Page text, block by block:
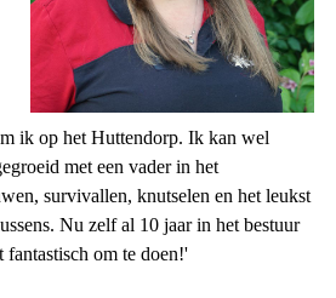
ik op het Huttendorp. Ik kan wel
met een vader in het
survivallen, knutselen en het leukst
Nu zelf al 10 jaar in het bestuur
om te doen!'